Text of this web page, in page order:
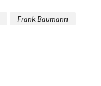
Frank Baumann